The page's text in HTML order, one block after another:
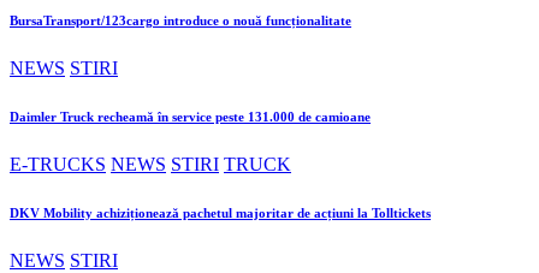
BursaTransport/123cargo introduce o nouă funcționalitate
NEWS STIRI
Daimler Truck recheamă în service peste 131.000 de camioane
E-TRUCKS NEWS STIRI TRUCK
DKV Mobility achiziționează pachetul majoritar de acțiuni la Tolltickets
NEWS STIRI